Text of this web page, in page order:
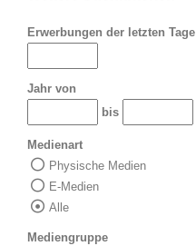
Erwerbungen der letzten Tage
Jahr von
bis
Medienart
Physische Medien
E-Medien
Alle
Mediengruppe